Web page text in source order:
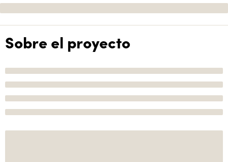
Sobre el proyecto